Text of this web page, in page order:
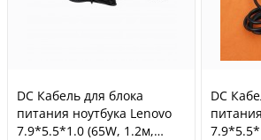
DC Кабель для блока
питания ноутбука Lenovo
7.9*5.5*1.0 (65W, 1.2м,
DC